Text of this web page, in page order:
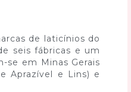
de laticínios do
seis fábricas e um
se em Minas Gerais
Aprazível e Lins) e